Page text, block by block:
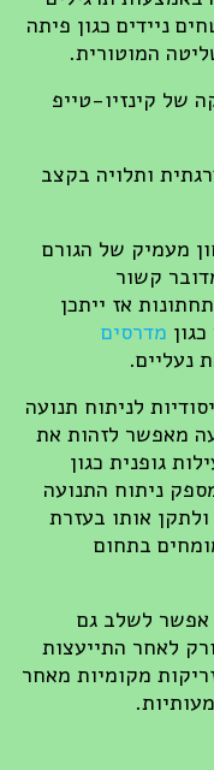
ניידים כגון פיתה
המוטורית.
של קינזיו-טייפ
ותלויה בקצב
מעמיק של הגורם
קשור
אז ייתכן
מדרסים
נעליים.
לניתוח תנועה
מאפשר לזהות את
גופנית כגון
ניתוח התנועה
אותו בעזרת
בתחום
אפשר לשלב גם
לאחר התייעצות
מקומיות מאחר